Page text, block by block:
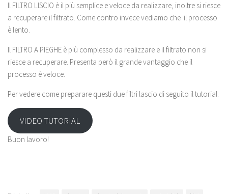
Il FILTRO LISCIO è il più semplice e veloce da realizzare, inoltre si riesce
a recuperare il filtrato. Come contro invece vediamo che il processo
è lento.
Il FILTRO A PIEGHE è più complesso da realizzare e il filtrato non si
riesce a recuperare. Presenta però il grande vantaggio che il
processo è veloce.
Per vedere come preparare questi due filtri lascio di seguito il tutorial:
VIDEO TUTORIAL
Buon lavoro!